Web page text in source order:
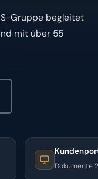
Gruppe begleitet
mit über 55
Dokumente